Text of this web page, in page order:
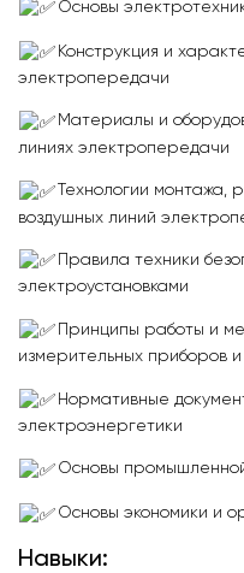
Основы
Конструкция и
электропередачи
Материалы и
линиях электропередачи
Технологии монтажа,
воздушных линий
Правила техники
электроустановками
Принципы работы и
измерительных приборов и
Нормативные
электроэнергетики
Основы
Основы экономики и
Навыки: